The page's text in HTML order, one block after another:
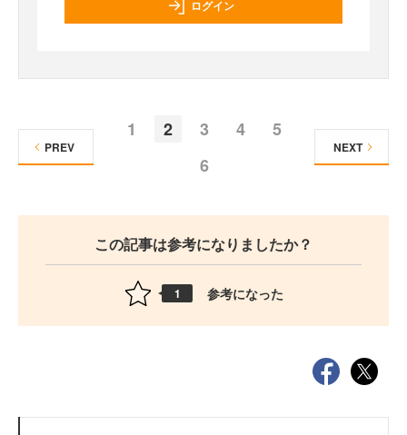
ログイン
1 2 3 4
5
6
PREV NEXT
この記事は参考になりましたか？
1 参考になった